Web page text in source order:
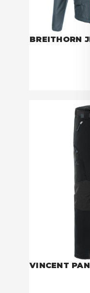
BREITHORN
VINCENT